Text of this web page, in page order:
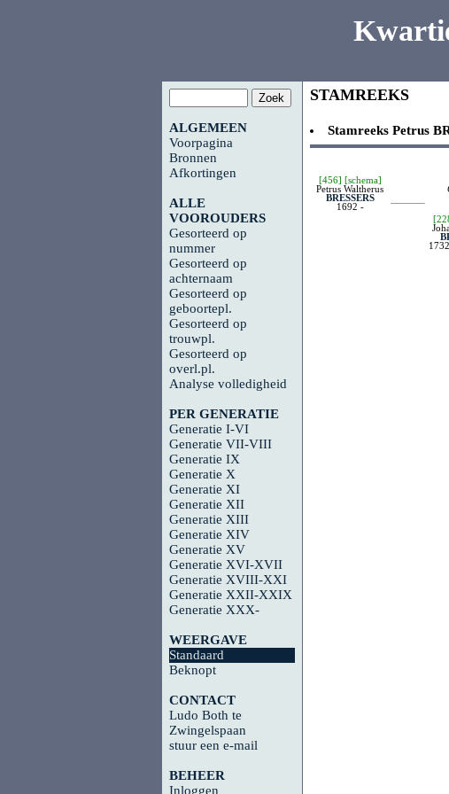
ALGEMEEN
Voorpagina
Bronnen
Afkortingen
ALLE
VOOROUDERS
Gesorteerd op
nummer
Gesorteerd op
achternaam
Gesorteerd op
geboortepl.
Gesorteerd op
trouwpl.
Gesorteerd op
overl.pl.
Analyse volledigheid
PER GENERATIE
Generatie I-VI
Generatie VII-VIII
Generatie IX
Generatie X
Generatie XI
Generatie XII
Generatie XIII
Generatie XIV
Generatie XV
Generatie XVI-XVII
Generatie XVIII-XXI
Generatie XXII-XXIX
Generatie XXX-
WEERGAVE
Standaard
Beknopt
CONTACT
Ludo Both te
Zwingelspaan
stuur een e-mail
BEHEER
Inloggen
STAMREEKS
Stamreeks Petrus
[456] [schema]
Petrus Waltherus
BRESSERS
1692 -